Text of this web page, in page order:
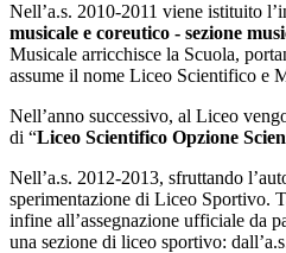
Nell’a.s. 2010-2011 viene istituito
musicale e coreutico - sezione
Musicale arricchisce la Scuola,
assume il nome Liceo Scientifico e
Nell’anno successivo, al Liceo
di “Liceo Scientifico Opzione
Nell’a.s. 2012-2013, sfruttando
sperimentazione di Liceo Sportivo.
infine all’assegnazione ufficiale da
una sezione di liceo sportivo: